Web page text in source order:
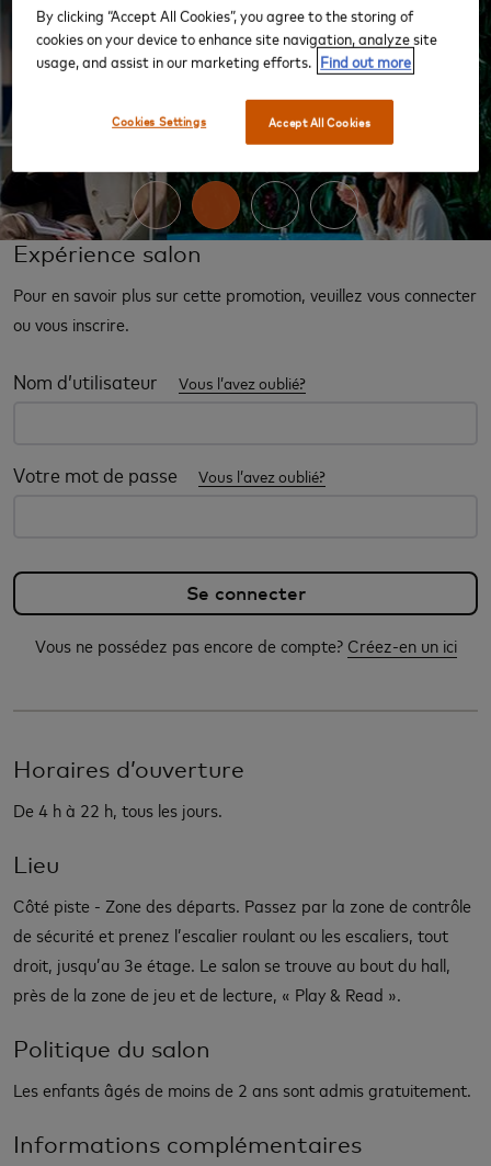
Expérience salon
Pour en savoir plus sur cette promotion, veuillez vous connecter
ou vous inscrire.
Nom d’utilisateur Vous l’avez oublié?
Votre mot de passe Vous l’avez oublié?
Vous ne possédez pas encore de compte? Créez-en un ici
Horaires d’ouverture
De 4 h à 22 h, tous les jours.
Lieu
Côté piste - Zone des départs. Passez par la zone de contrôle
de sécurité et prenez l’escalier roulant ou les escaliers, tout
droit, jusqu’au 3e étage. Le salon se trouve au bout du hall,
près de la zone de jeu et de lecture, « Play & Read ».
Politique du salon
Les enfants âgés de moins de 2 ans sont admis gratuitement.
Informations complémentaires
By clicking “Accept All Cookies”, you agree to the storing of
cookies on your device to enhance site navigation, analyze site
usage, and assist in our marketing efforts. Find out more
Accept All Cookies
Cookies Settings